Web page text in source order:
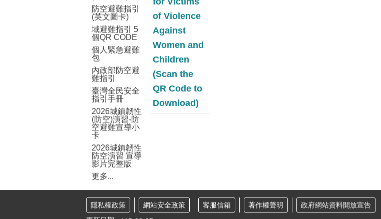
防空避難指引
(英文圖卡)
域避難指引 5
個QR CODE
個人緊急避難
包
內政部防空避
難指引
臺灣全民安全
指引手冊
2026城鎮韌性
(防空)演習-防
空避難宣導小
卡
2026城鎮韌性
防空演習 宣導
影片完整版
更多...
of Violence
Against
Women and
Children
(Scan the
QR Code to
Download)
隱私權政策 網站安全政策 客服信箱 著作權聲明
政府網站資料開放宣告